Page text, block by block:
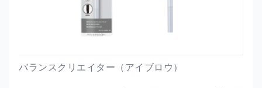
バランスクリエイター（アイブロウ）